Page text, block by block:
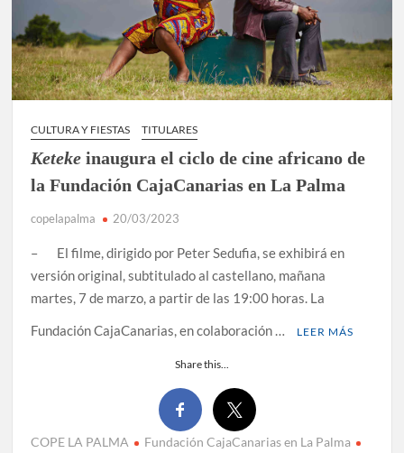
CULTURA Y FIESTAS TITULARES
Keteke inaugura el ciclo de cine africano de
la Fundación CajaCanarias en La Palma
copelapalma 20/03/2023
– El filme, dirigido por Peter Sedufia, se exhibirá en
versión original, subtitulado al castellano, mañana
martes, 7 de marzo, a partir de las 19:00 horas. La
Fundación CajaCanarias, en colaboración …
LEER MÁS
Share this...
COPE LA PALMA
Fundación CajaCanarias en La Palma